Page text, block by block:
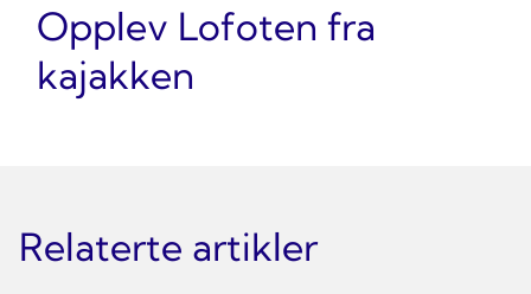
Opplev Lofoten fra
kajakken
Relaterte artikler